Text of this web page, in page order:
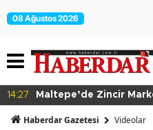
08 Ağustos 2026
14:27 Maltepe’de Zincir
Haberdar Gazetesi Videolar